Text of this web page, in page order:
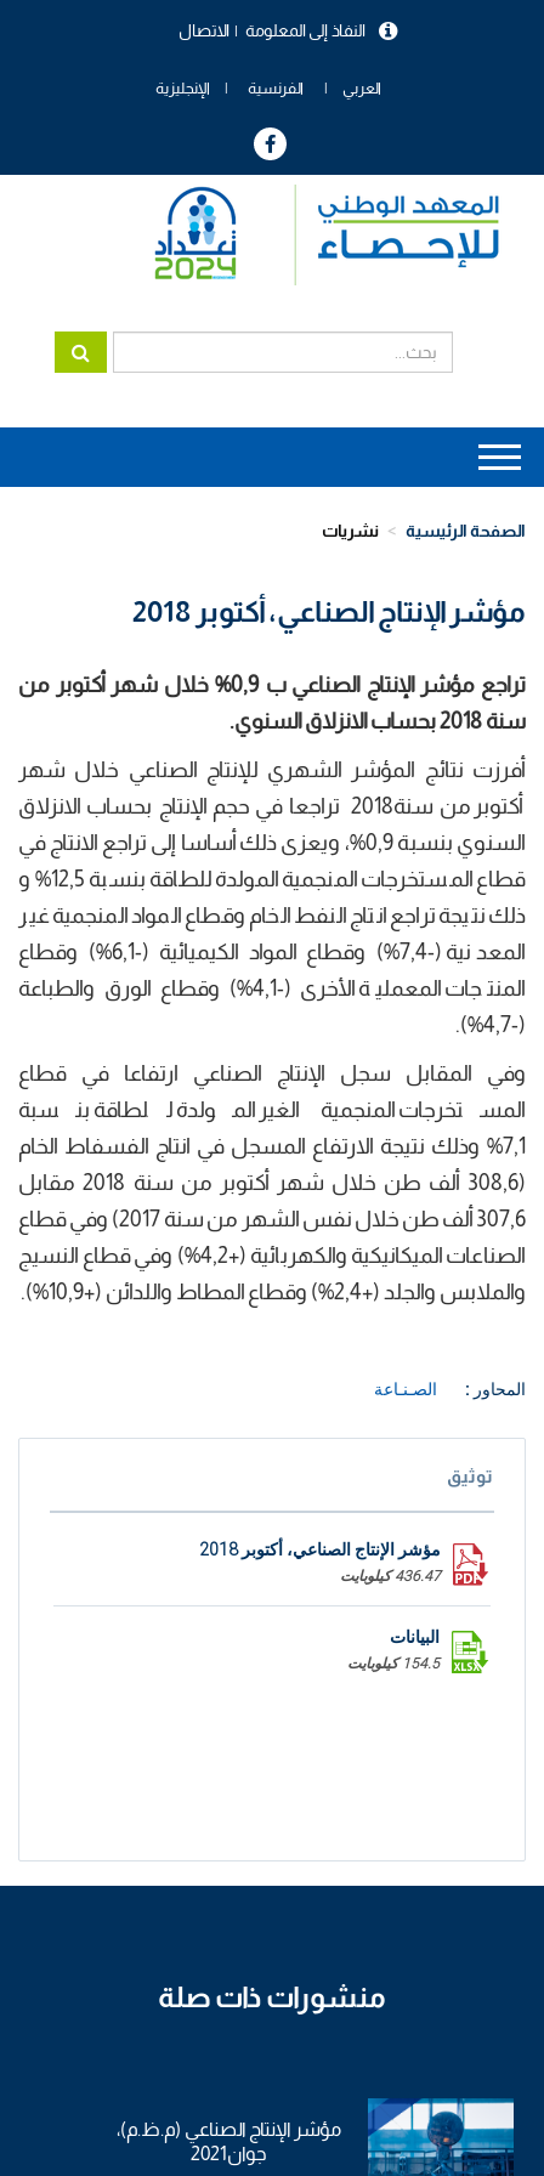
الاتصال النفاذ إلى المعلومة
العربي الفرنسية الإنجليزية
Main
navigation
الصفحة الرئيسية نشريات
مؤشر الإنتاج الصناعي، أكتوبر 2018
تراجع مؤشر الإنتاج الصناعي ب0,9
% خلال شهر أكتوبر من
سنة 2018بحساب الانزلاق السنوي.
أفرزت نتائج المؤشر الشهري للإنتاج الصناعي خلال شهر
أكتوبر من سنة2018 تراجعا في حجم الإنتاج بحساب الانزلاق
السنوي بنسبة 0,9%، ويعزى ذلك أساسا إلى تراجع الانتاج في
قطاع المستخرجات المنجمية المولدة للطاقة بنسبة 12,5% و
ذلك نتيجة تراجع انتاج النفط الخام وقطاع المواد المنجمية غير
المعدنية (-7,4%) وقطاع المواد الكيميائية (-6,1%) وقطاع
المنتجات المعملية الأخرى (-4,1%) وقطاع الورق والطباعة
(-4,7%).
وفي المقابل سجل الإنتاج الصناعي ارتفاعا في قطاع
المستخرجات المنجمية الغير المولدة للطاقة بنسبة
7,1% وذلك نتيجة الارتفاع المسجل في انتاج الفسفاط الخام
(308,6 ألف طن خلال شهر أكتوبر من سنة 2018 مقابل
307,6 ألف طن خلال نفس الشهر من سنة 2017) وفي قطاع
الصناعات الميكانيكية والكهربائية (+4,2%) وفي قطاع النسيج
والملابس والجلد (+2,4%) وقطاع المطاط واللدائن (+10,9%).
المحاور : الصـنـاعة
توثيق
مؤشر الإنتاج الصناعي، أكتوبر 2018
436.47 كيلوبايت
البيانات
154.5 كيلوبايت
منشورات ذات صلة
مؤشر الإنتاج الصناعي (م.ظ.م)،
جوان2021